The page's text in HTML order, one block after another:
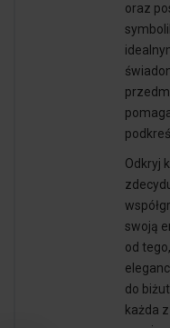
oraz
Odkryj
swoją
od
do
każda